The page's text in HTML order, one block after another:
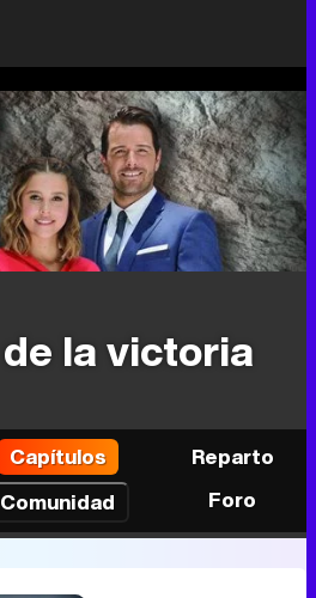
la victoria
Capítulos
Reparto
Comunidad Foro